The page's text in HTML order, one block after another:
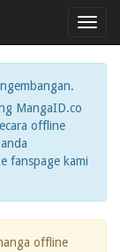
MangaID.co
offline
fanspage kami
offline